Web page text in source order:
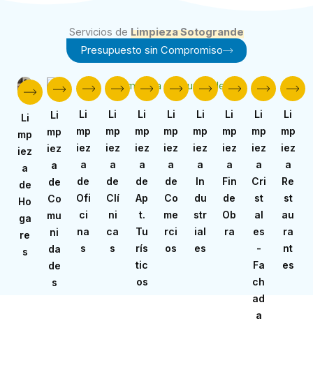
Servicios de Limpieza Sotogrande
Presupuesto sin Compromiso
Li
mp
iez
a
de
Ho
ga
re
s
Li
mp
iez
a
de
Co
mu
ni
da
de
s
Li
mp
iez
a
de
Ofi
ci
na
s
Li
mp
iez
a
de
Clí
ni
ca
s
Li
mp
iez
a
de
Ap
t.
Tu
rís
tic
os
Li
mp
iez
a
de
Co
me
rci
os
Li
mp
iez
a
In
du
str
ial
es
Li
mp
iez
a
Fin
de
Ob
ra
Li
mp
iez
a
Cri
st
al
es
-
Fa
ch
ad
a
Li
mp
iez
a
Re
st
au
ra
nt
es